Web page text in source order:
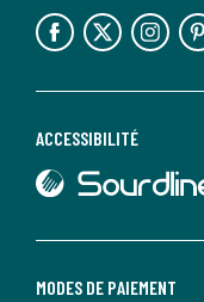
MODES DE PAIEMENT
ACCESSIBILITÉ
lien vers Sourdline
lien vers l'espace réseaux sociaux lien vers l'espace réseaux sociaux lien vers l'espace réseaux sociaux lien vers